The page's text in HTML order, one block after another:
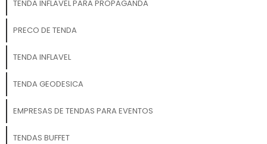
TENDA INFLAVEL PARA PROPAGANDA
PRECO DE TENDA
TENDA INFLAVEL
TENDA GEODESICA
EMPRESAS DE TENDAS PARA EVENTOS
TENDAS BUFFET